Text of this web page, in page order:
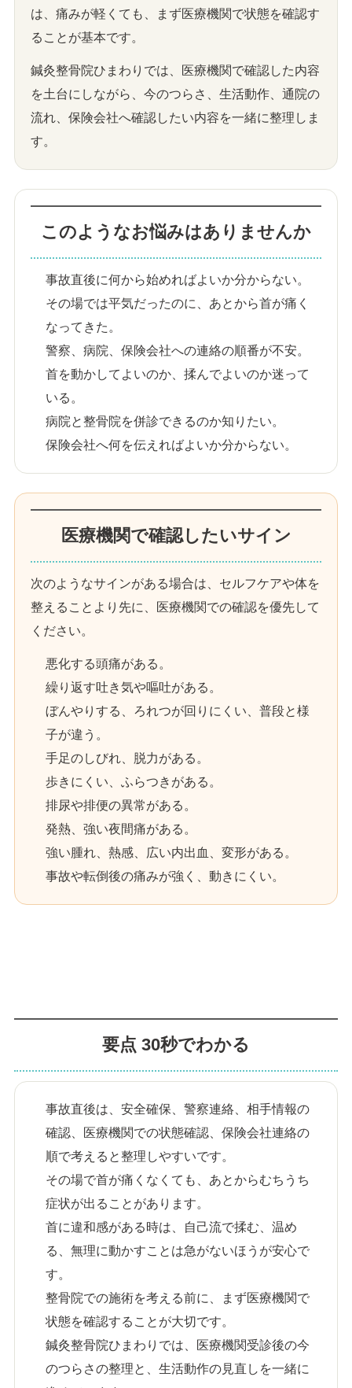
は、痛みが軽くても、まず医療機関で状態を確認す
ることが基本です。
鍼灸整骨院ひまわりでは、医療機関で確認した内容
を土台にしながら、今のつらさ、生活動作、通院の
流れ、保険会社へ確認したい内容を一緒に整理しま
す。
このようなお悩みはありませんか
事故直後に何から始めればよいか分からない。
その場では平気だったのに、あとから首が痛く
なってきた。
警察、病院、保険会社への連絡の順番が不安。
首を動かしてよいのか、揉んでよいのか迷って
いる。
病院と整骨院を併診できるのか知りたい。
保険会社へ何を伝えればよいか分からない。
医療機関で確認したいサイン
次のようなサインがある場合は、セルフケアや体を
整えることより先に、医療機関での確認を優先して
ください。
悪化する頭痛がある。
繰り返す吐き気や嘔吐がある。
ぼんやりする、ろれつが回りにくい、普段と様
子が違う。
手足のしびれ、脱力がある。
歩きにくい、ふらつきがある。
排尿や排便の異常がある。
発熱、強い夜間痛がある。
強い腫れ、熱感、広い内出血、変形がある。
事故や転倒後の痛みが強く、動きにくい。
要点 30秒でわかる
事故直後は、安全確保、警察連絡、相手情報の
確認、医療機関での状態確認、保険会社連絡の
順で考えると整理しやすいです。
その場で首が痛くなくても、あとからむちうち
症状が出ることがあります。
首に違和感がある時は、自己流で揉む、温め
る、無理に動かすことは急がないほうが安心で
す。
整骨院での施術を考える前に、まず医療機関で
状態を確認することが大切です。
鍼灸整骨院ひまわりでは、医療機関受診後の今
のつらさの整理と、生活動作の見直しを一緒に